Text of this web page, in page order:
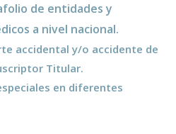
de entidades y
a nivel nacional.
accidental y/o accidente de
Titular.
en diferentes